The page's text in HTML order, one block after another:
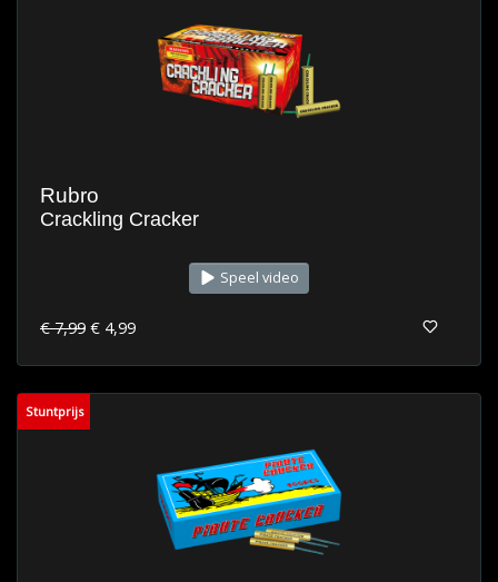
Rubro
Crackling Cracker
Speel video
€ 7,99 € 4,99
Stuntprijs